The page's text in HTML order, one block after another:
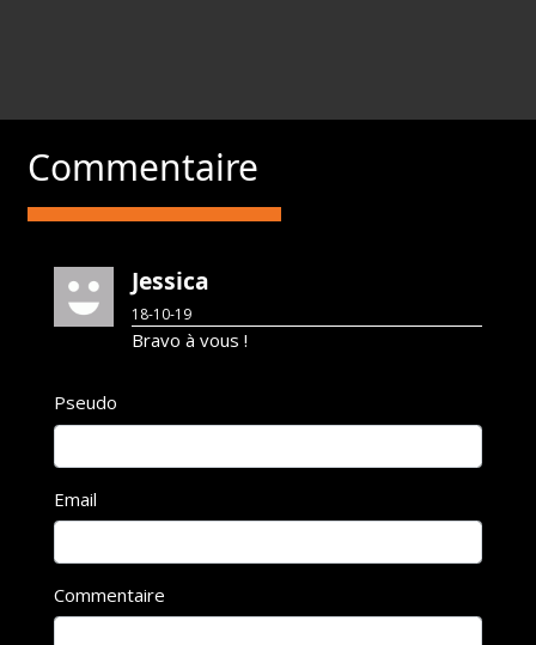
Commentaire
Jessica
18-10-19
Bravo à vous !
Pseudo
Email
Commentaire